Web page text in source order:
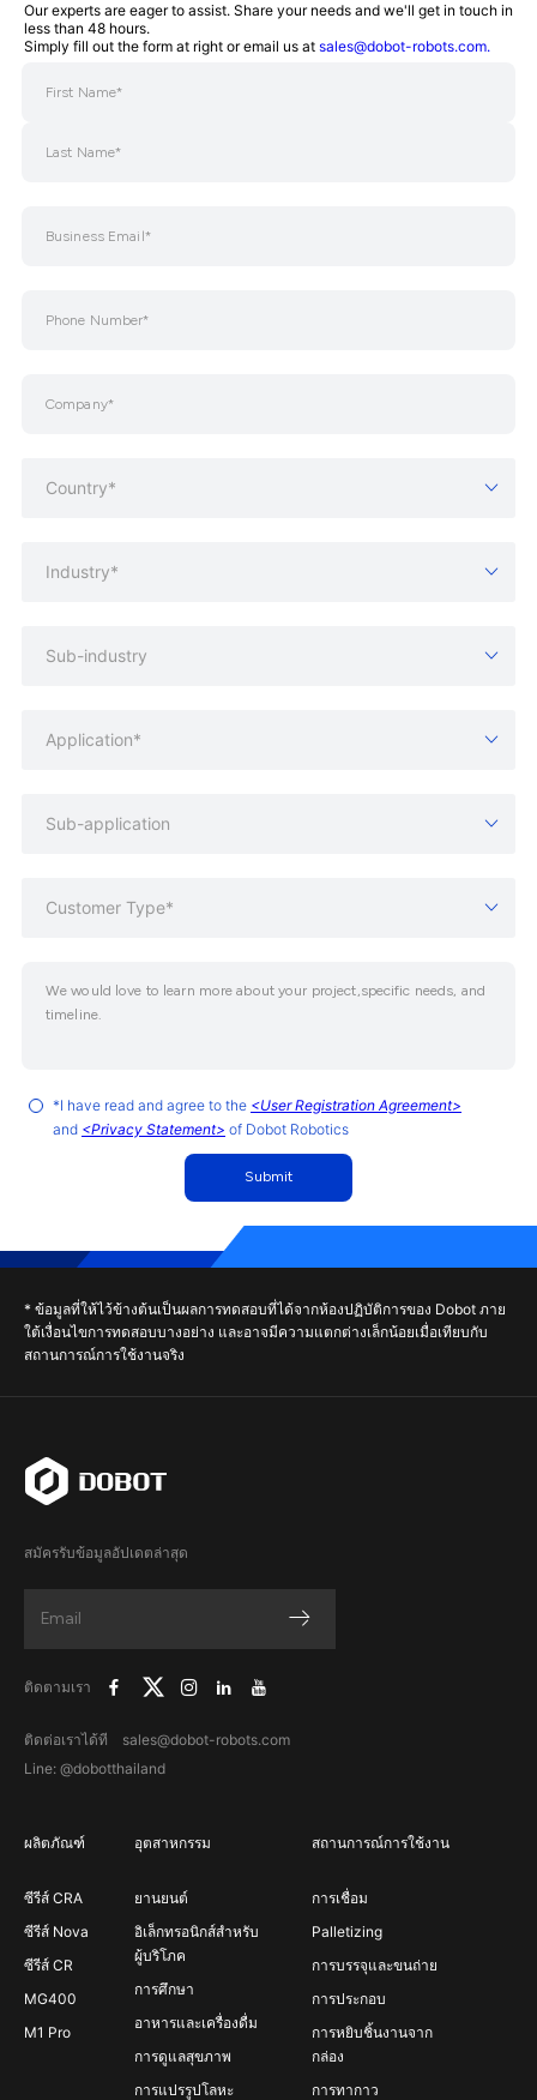
Our experts are eager to assist. Share your needs and we'll get in touch in
less than 48 hours.
Simply fill out the form at right or email us at sales@dobot-robots.com.
Country*
Industry*
Sub-industry
Application*
Sub-application
Customer Type*
*I have read and agree to the <User Registration Agreement>
and <Privacy Statement> of Dobot Robotics
Submit
* ข้อมูลที่ให้ไว้ข้างต้นเป็นผลการทดสอบที่ได้จากห้องปฏิบัติการของ Dobot ภาย
ใต้เงื่อนไขการทดสอบบางอย่าง และอาจมีความแตกต่างเล็กน้อยเมื่อเทียบกับ
สถานการณ์การใช้งานจริง
สมัครรับข้อมูลอัปเดตล่าสุด
ติดตามเรา
ติดต่อเราได้ที sales@dobot-robots.com
Line: @dobotthailand
ผลิตภัณฑ์
ซีรีส์ CRA
ซีรีส์ Nova
ซีรีส์ CR
MG400
M1 Pro
อุตสาหกรรม
ยานยนต์
อิเล็กทรอนิกส์สำหรับ
ผู้บริโภค
การศึกษา
อาหารและเครื่องดื่ม
การดูแลสุขภาพ
การแปรรูปโลหะ
สถานการณ์การใช้งาน
การเชื่อม
Palletizing
การบรรจุและขนถ่าย
การประกอบ
การหยิบชิ้นงานจาก
กล่อง
การทากาว